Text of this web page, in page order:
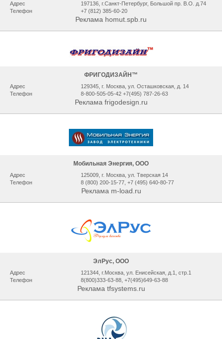
Адрес
197136, г.Санкт-Петербург, Большой пр. В.О. д.74
Телефон
+7 (812) 385-60-20
Реклама homut.spb.ru
ФРИГОДИЗАЙН™
Адрес
129345, г. Москва, ул. Осташковская, д. 14
Телефон
8-800-505-05-42 +7(495) 787-26-63
Реклама frigodesign.ru
Мобильная Энергия, ООО
Адрес
125009, г. Москва, ул. Тверская 14
Телефон
8 (800) 200-15-77, +7 (495) 640-80-77
Реклама m-load.ru
ЭлРус, ООО
Адрес
121344, г.Москва, ул. Енисейская, д.1, стр.1
Телефон
8(800)333-63-88, +7(495)649-63-88
Реклама tfsystems.ru